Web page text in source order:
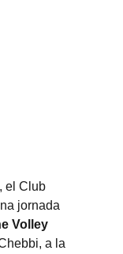
, el Club
jornada
Volley
a la